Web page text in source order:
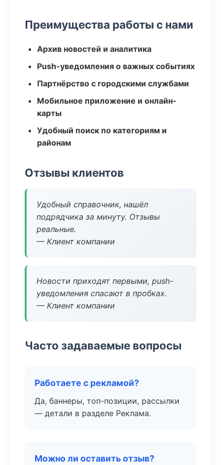
Преимущества работы с нами
Архив новостей и аналитика
Push-уведомления о важных событиях
Партнёрство с городскими службами
Мобильное приложение и онлайн-
карты
Удобный поиск по категориям и
районам
Отзывы клиентов
Удобный справочник, нашёл
подрядчика за минуту. Отзывы
реальные.
— Клиент компании
Новости приходят первыми, push-
уведомления спасают в пробках.
— Клиент компании
Часто задаваемые вопросы
Работаете с рекламой?
Да, баннеры, топ-позиции, рассылки
— детали в разделе Реклама.
Можно ли оставить отзыв?